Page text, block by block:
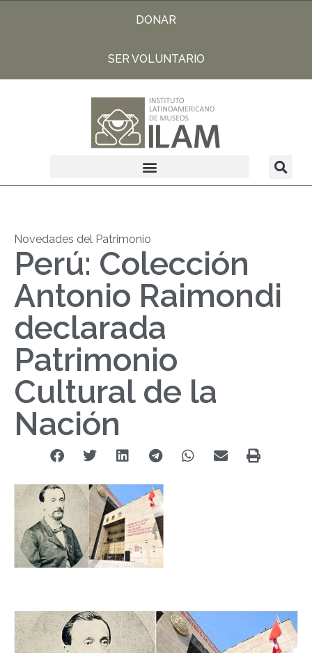
DONAR
SER VOLUNTARIO
Novedades del Patrimonio
Perú: Colección
Antonio Raimondi
declarada
Patrimonio
Cultural de la
Nación